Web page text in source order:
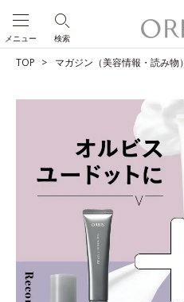
検索
メニュー
TOP マガジン（美容情報・読み物）